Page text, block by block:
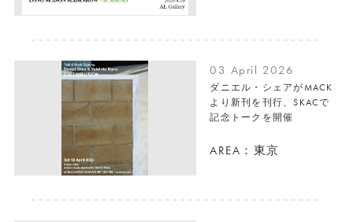
03 April 2026
ダニエル・シェアがMACK
より新刊を刊行、SKACで
記念トークを開催
AREA：東京